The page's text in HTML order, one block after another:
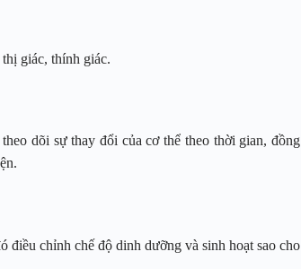
giác, thính giác.
dõi sự thay đổi của cơ thể theo thời gian, đồng
điều chỉnh chế độ dinh dưỡng và sinh hoạt sao cho